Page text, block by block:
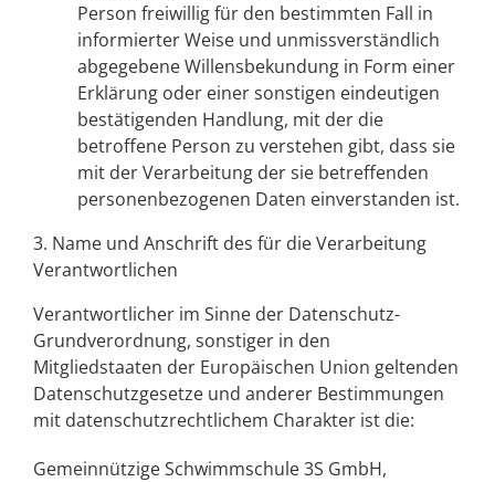
Person freiwillig für den bestimmten Fall in
informierter Weise und unmissverständlich
abgegebene Willensbekundung in Form einer
Erklärung oder einer sonstigen eindeutigen
bestätigenden Handlung, mit der die
betroffene Person zu verstehen gibt, dass sie
mit der Verarbeitung der sie betreffenden
personenbezogenen Daten einverstanden ist.
3. Name und Anschrift des für die Verarbeitung
Verantwortlichen
Verantwortlicher im Sinne der Datenschutz-
Grundverordnung, sonstiger in den
Mitgliedstaaten der Europäischen Union geltenden
Datenschutzgesetze und anderer Bestimmungen
mit datenschutzrechtlichem Charakter ist die:
Gemeinnützige Schwimmschule 3S GmbH,